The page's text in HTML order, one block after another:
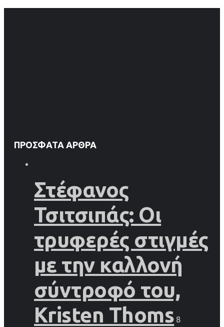
ΠΡΌΣΦΑΤΑ ΆΡΘΡΑ
Στέφανος
Τσιτσιπάς: Οι
τρυφερές στιγμές
με την καλλονή
σύντροφό του,
Kristen Thoms 8